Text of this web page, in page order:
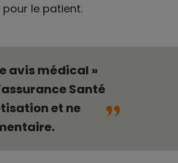
le patient.
avis médical »
Santé
et ne
“